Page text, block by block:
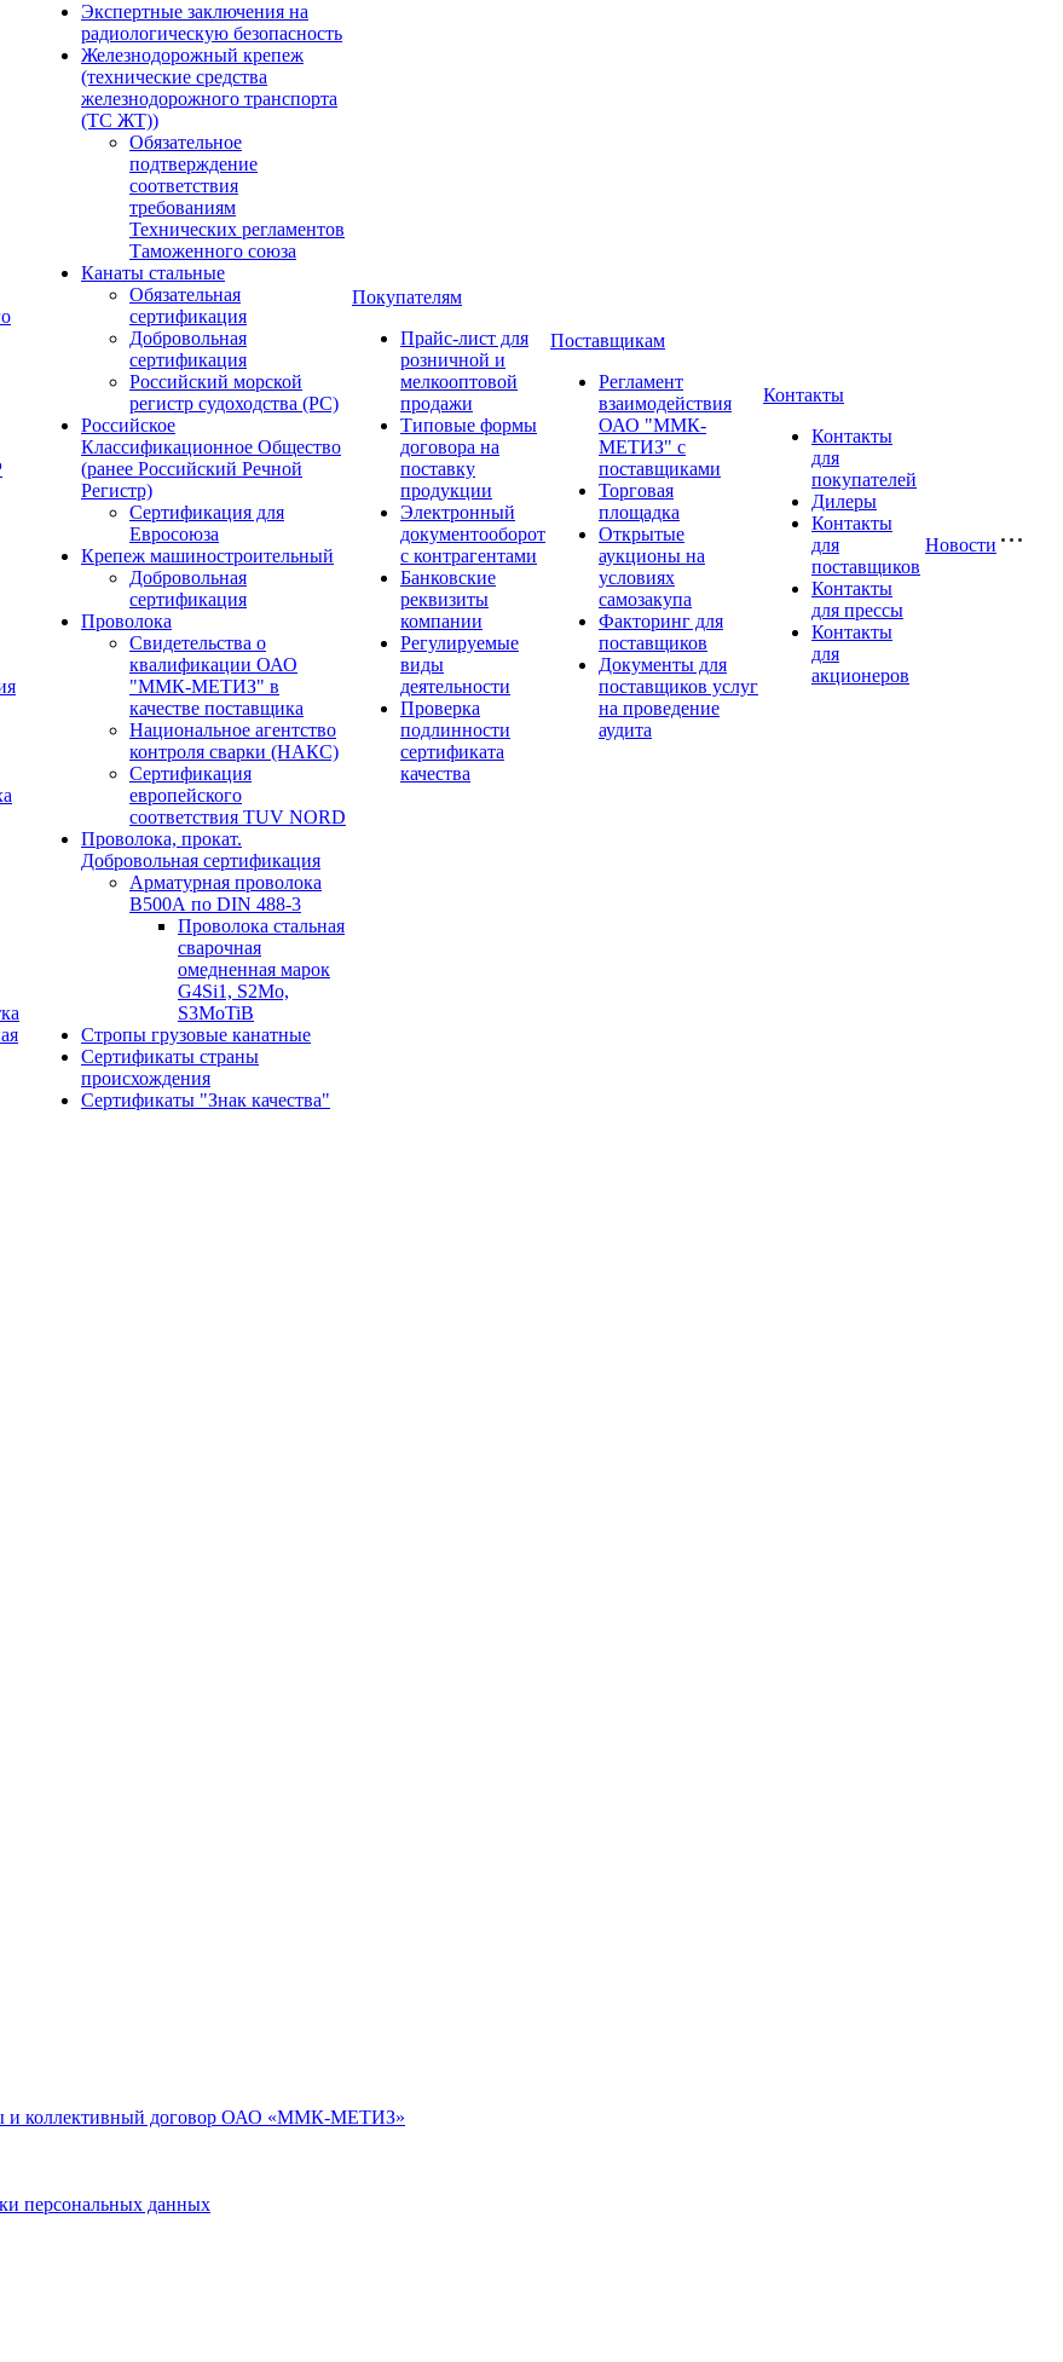
Экспертные заключения на
радиологическую безопасность
Железнодорожный крепеж
(технические средства
железнодорожного транспорта
(ТС ЖТ))
Обязательное
подтверждение
соответствия
требованиям
Технических регламентов
Таможенного союза
Канаты стальные
Обязательная
сертификация
Добровольная
сертификация
Российский морской
регистр судоходства (РС)
Российское
Классификационное Общество
(ранее Российский Речной
Регистр)
Сертификация для
Евросоюза
Крепеж машиностроительный
Добровольная
сертификация
Проволока
Свидетельства о
квалификации ОАО
"ММК-МЕТИЗ" в
качестве поставщика
Национальное агентство
контроля сварки (НАКС)
Сертификация
европейского
соответствия TUV NORD
Проволока, прокат.
Добровольная сертификация
Арматурная проволока
В500А по DIN 488-3
Проволока стальная
сварочная
омедненная марок
G4Si1, S2Mo,
S3MoTiB
Стропы грузовые канатные
Сертификаты страны
происхождения
Сертификаты "Знак качества"
Покупателям
Прайс-лист для
розничной и
мелкооптовой
продажи
Типовые формы
договора на
поставку
продукции
Электронный
документооборот
с контрагентами
Банковские
реквизиты
компании
Регулируемые
виды
деятельности
Проверка
подлинности
сертификата
качества
Поставщикам
Регламент
взаимодействия
ОАО "ММК-
МЕТИЗ" с
поставщиками
Торговая
площадка
Открытые
аукционы на
условиях
самозакупа
Факторинг для
поставщиков
Документы для
поставщиков услуг
на проведение
аудита
Контакты
Контакты
для
покупателей
Дилеры
Контакты
для
поставщиков
Контакты
для прессы
Контакты
для
акционеров
Новости
и коллективный договор ОАО «ММК-МЕТИЗ»
персональных данных